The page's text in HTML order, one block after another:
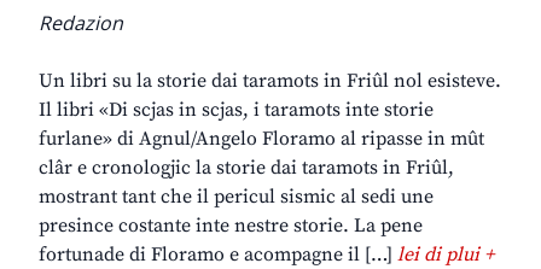
Redazion
Un libri su la storie dai taramots in Friûl nol esisteve.
Il libri «Di scjas in scjas, i taramots inte storie
furlane» di Agnul/Angelo Floramo al ripasse in mût
clâr e cronologjic la storie dai taramots in Friûl,
mostrant tant che il pericul sismic al sedi une
presince costante inte nestre storie. La pene
fortunade di Floramo e acompagne il […] lei di plui +